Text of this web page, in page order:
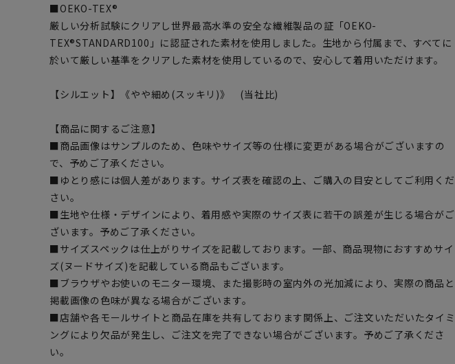
■OEKO-TEX®
厳しい分析試験にクリアし世界最高水準の安全な繊維製品の証「OEKO-
TEX®STANDARD100」に認証された素材を使用しました。生地から付属まで、すべてに
於いて厳しい基準をクリアした素材を使用しているので、安心して着用いただけます。
【シルエット】《やや細め(スッキリ)》 (当社比)
【商品に関するご注意】
■商品画像はサンプルのため、色味やサイズ等の仕様に変更がある場合がございますの
で、予めご了承ください。
■ゆとり感には個人差があります。サイズ表を確認の上、ご購入の目安としてご利用くだ
さい。
■生地や仕様・デザインにより、着用感や実際のサイズ表に若干の誤差が生じる場合がご
ざいます。予めご了承ください。
■サイズスペックは仕上がりサイズを記載しております。一部、商品現物におすすめサイ
ズ(ヌードサイズ)を記載している商品もございます。
■ブラウザやお使いのモニター環境、また撮影時の室内外の光加減により、実際の商品と
掲載画像の色味が異なる場合がございます。
■店舗や各モールサイトと商品在庫を共有しております関係上、ご注文いただいたタイミ
ングにより欠品が発生し、ご注文を完了できない場合がございます。予めご了承くださ
い。